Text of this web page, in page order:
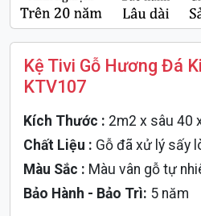
Kệ Tivi Gỗ Hương Đá
KTV107
Kích Thước : 2m2 x sâu 40
Chất Liệu : Gỗ đã xử lý sấy
Màu Sắc : Màu vân gỗ tự
Bảo Hành - Bảo Trì: 5 năm